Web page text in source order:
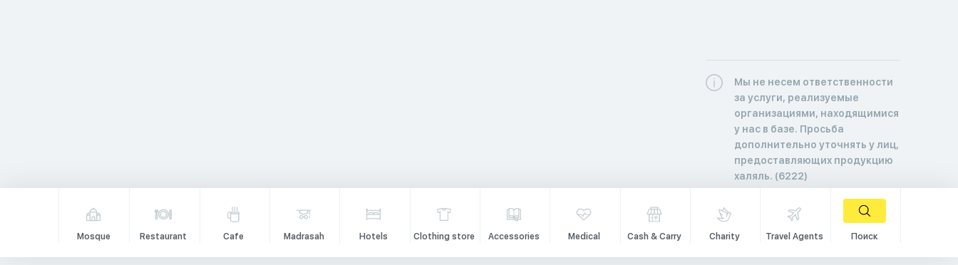
Мы не несем ответственности
за услуги, реализуемые
организациями, находящимися
у нас в базе. Просьба
дополнительно уточнять у лиц,
предоставляющих продукцию
халяль. (6222)
Mosque Restaurant Cafe Madrasah Hotels Clothing store Accessories Medical Cash & Carry Charity Travel Agents Поиск